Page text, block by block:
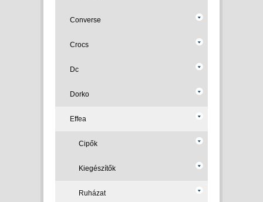
Converse
Crocs
Dc
Dorko
Effea
Cipők
Kiegészítők
Ruházat